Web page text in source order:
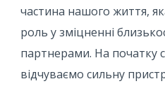
частина нашого життя,
роль у зміцненні
партнерами. На початку
відчуваємо сильну